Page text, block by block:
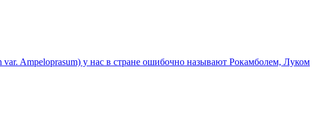
var. Ampeloprasum) у нас в стране ошибочно называют Рокамболем, Луком